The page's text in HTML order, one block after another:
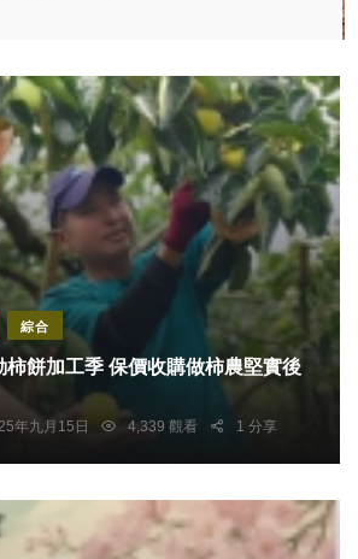
綜合
柿餅加工季 保價收購做柿農堅實後
年九月15日 4,339 觀看 1 分享